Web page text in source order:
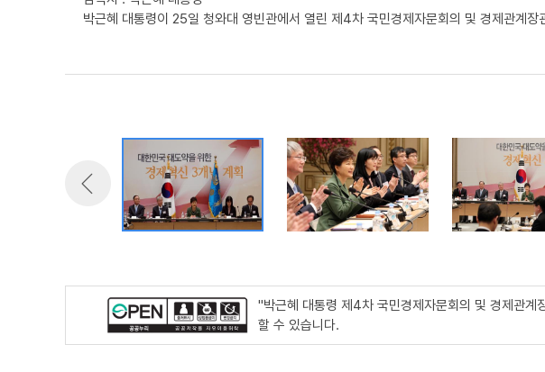
박근혜 대통령이 25일 청와대 영빈관에서 열린 제4차 국민경제자문회의 및 경제관계장
"박근혜 대통령 제4차 국민경제자문회의 및 경제관
할 수 있습니다.